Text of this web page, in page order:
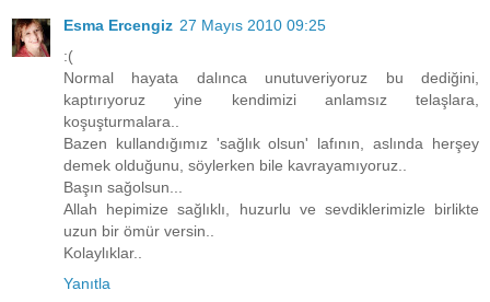
Esma Ercengiz 27 Mayıs 2010 09:25
:(
Normal hayata dalınca unutuveriyoruz bu dediğini,
kaptırıyoruz yine kendimizi anlamsız telaşlara,
koşuşturmalara..
Bazen kullandığımız 'sağlık olsun' lafının, aslında herşey
demek olduğunu, söylerken bile kavrayamıyoruz..
Başın sağolsun...
Allah hepimize sağlıklı, huzurlu ve sevdiklerimizle birlikte
uzun bir ömür versin..
Kolaylıklar..
Yanıtla